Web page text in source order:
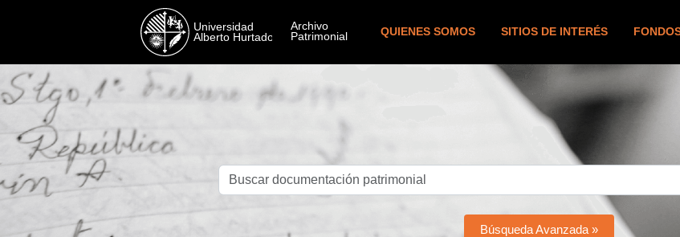
QUIENES SOMOS SITIOS DE INTERÉS
Búsqueda Avanzada »